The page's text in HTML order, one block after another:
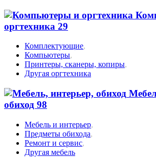
оргтехника 29
Комплектующие,
Компьютеры,
Принтеры, сканеры, копиры,
Другая оргтехника
обиход 98
Мебель и интерьер,
Предметы обихода,
Ремонт и сервис,
Другая мебель